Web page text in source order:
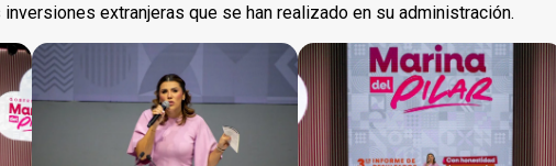
extranjeras que se han realizado en su administración.